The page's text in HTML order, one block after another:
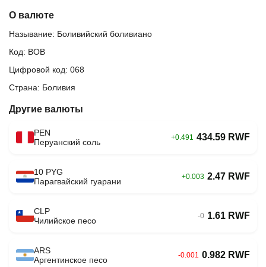
О валюте
Называние: Боливийский боливиано
Код: BOB
Цифровой код: 068
Страна: Боливия
Другие валюты
PEN
Перуанский соль
+0.491 434.59 RWF
10 PYG
Парагвайский гуарани
+0.003 2.47 RWF
CLP
Чилийское песо
-0 1.61 RWF
ARS
Аргентинское песо
-0.001 0.982 RWF